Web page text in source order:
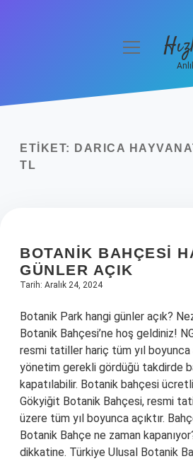
Yasal Uyarı
menüyü
ETIKET:
DARICA
TL
BOTANIK BAHÇESI
GÜNLER AÇIK
Tarih: Aralık 24, 2024
Botanik Park hangi günler açık?
Botanik Bahçesi’ne hoş geldiniz!
resmi tatiller hariç tüm yıl boyunca
yönetim gerekli gördüğü takdirde
kapatılabilir. Botanik bahçesi
Gökyiğit Botanik Bahçesi, resmi
üzere tüm yıl boyunca açıktır.
Botanik Bahçe ne zaman
dikkatine. Türkiye Ulusal Botanik